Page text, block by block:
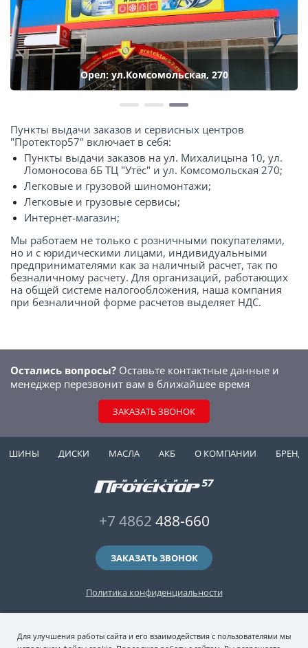
Орел: ул.Комсомольская, 270
Пункты выдачи заказов и сервисных центров
"Протектор57" включает в себя:
Пункты выдачи заказов на ул. Михалицына 10, ул.
Ломоносова 6Б ТЦ "Утёс" и ул. Комсомольская 270;
Легковые и грузовой шиномонтажи;
Легковые и грузовые сервисы;
Интернет-магазин;
Мы работаем не только с розничными покупателями,
но и с юридическими лицами, индивидуальными
предпринимателями как за наличный расчет, так по
безналичному расчету. Для организаций, работающих
на общей системе налогообложения, наша компания
при безналичной форме расчетов выделяет НДС.
Остались вопросы? Оставьте контактные данные и
менеджер перезвонит вам в ближайшее время
ЗАКАЗАТЬ ЗВОНОК
ШИНЫ ДИСКИ МАСЛА АКБ О КОМПАНИИ
Политика конфиденциальности
+7 4862 488-660
ЗАКАЗАТЬ ЗВОНОК
2006-2026 © интернет-магазин "Протектор 57" — автомобильные шины
(зимние и летние шины), колесные диски, шиномонтаж и хранение шин.
Для улучшения работы сайта и его взаимодействия с пользователями мы